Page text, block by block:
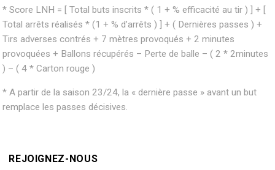
* Score LNH = [ Total buts inscrits * ( 1 + % efficacité au tir ) ] + [
Total arrêts réalisés * (1 + % d’arrêts ) ] + ( Dernières passes ) +
Tirs adverses contrés + 7 mètres provoqués + 2 minutes
provoquées + Ballons récupérés – Perte de balle – ( 2 * 2minutes
) – ( 4 * Carton rouge )
* A partir de la saison 23/24, la « dernière passe » avant un but
remplace les passes décisives.
REJOIGNEZ-NOUS